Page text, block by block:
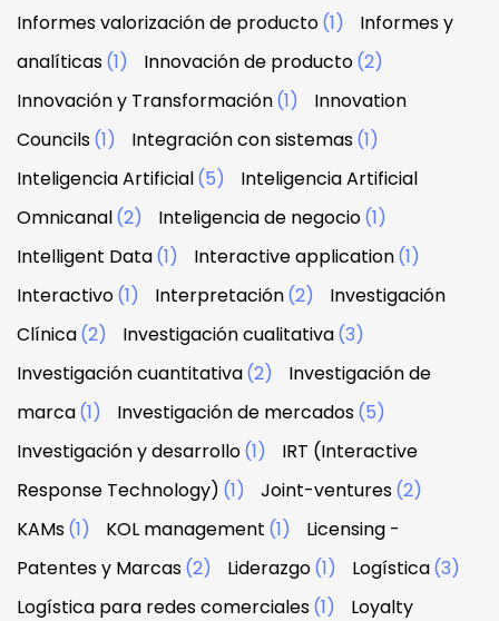
Informes valorización de producto(1)
Informes y
analíticas(1) Innovación de producto(2)
Innovación y Transformación(1)
Innovation
Councils(1) Integración con sistemas(1)
Inteligencia Artificial(5)
Inteligencia Artificial
Omnicanal(2) Inteligencia de negocio(1)
Intelligent Data(1) Interactive application(1)
Interactivo(1) Interpretación(2)
Investigación
Clínica(2) Investigación cualitativa(3)
Investigación cuantitativa(2)
Investigación de
marca(1) Investigación de mercados(5)
Investigación y desarrollo(1)
IRT (Interactive
Response Technology) (1) Joint-ventures(2)
KAMs(1) KOL management (1)
Licensing -
Patentes y Marcas(2) Liderazgo(1) Logística(3)
Logística para redes comerciales(1)
Loyalty